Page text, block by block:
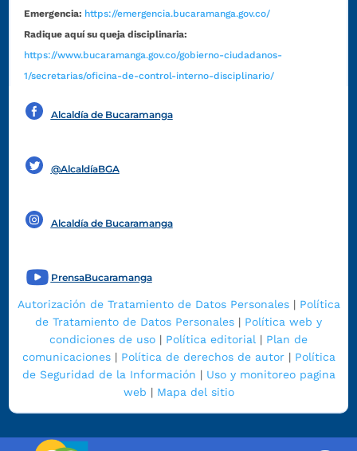
Emergencia: https://emergencia.bucaramanga.gov.co/
Radique aquí su queja disciplinaria:
https://www.bucaramanga.gov.co/gobierno-ciudadanos-
1/secretarias/oficina-de-control-interno-disciplinario/
Alcaldía de Bucaramanga
@AlcaldíaBGA
Alcaldía de Bucaramanga
PrensaBucaramanga
Autorización de Tratamiento de Datos Personales| Política
de Tratamiento de Datos Personales | Política web y
condiciones de uso | Política editorial | Plan de
comunicaciones| Política de derechos de autor| Política
de Seguridad de la Información | Uso y monitoreo pagina
web | Mapa del sitio